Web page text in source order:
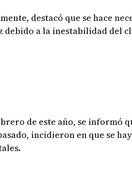
destacó que se hace
debido a la inestabilidad del
de este año, se informó
incidieron en que se